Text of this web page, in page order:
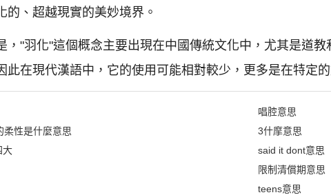
的、超越現實的美妙境界。
，"羽化"這個概念主要出現在中國傳統文化中，尤其是道
此在現代漢語中，它的使用可能相對較少，更多是在特定
柔性是什麼意思
大
唱腔意思
3什摩意思
said it dont意思
限制清償期意思
teens意思